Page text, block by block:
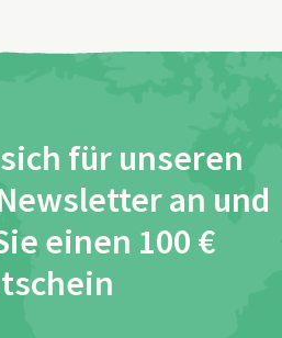
für unseren
an und
einen 100 €